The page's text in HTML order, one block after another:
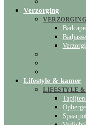
Verzorging
VERZORGING
Lifestyle & kamer
LIFESTYLE